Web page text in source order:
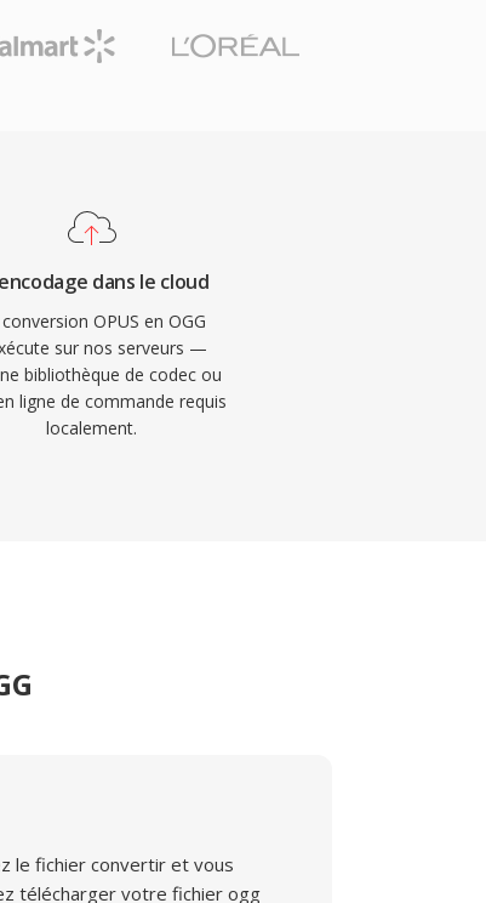
dans le cloud
OPUS en OGG
sur nos serveurs —
bibliothèque de codec ou
ligne de commande requis
localement.
le fichier convertir et vous
télécharger votre fichier ogg